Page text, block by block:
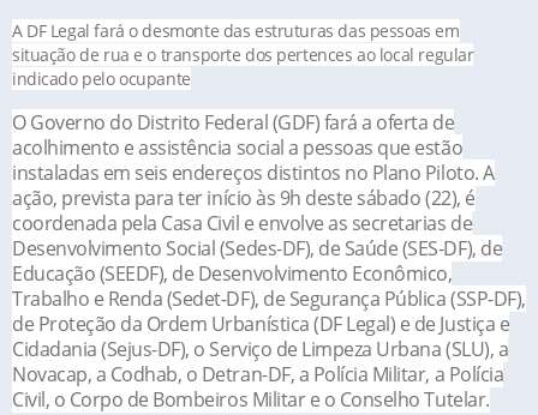
A DF Legal fará o desmonte das estruturas das pessoas em
situação de rua e o transporte dos pertences ao local regular
indicado pelo ocupante
O Governo do Distrito Federal (GDF) fará a oferta de
acolhimento e assistência social a pessoas que estão
instaladas em seis endereços distintos no Plano Piloto. A
ação, prevista para ter início às 9h deste sábado (22), é
coordenada pela Casa Civil e envolve as secretarias de
Desenvolvimento Social (Sedes-DF), de Saúde (SES-DF), de
Educação (SEEDF), de Desenvolvimento Econômico,
Trabalho e Renda (Sedet-DF), de Segurança Pública (SSP-DF),
de Proteção da Ordem Urbanística (DF Legal) e de Justiça e
Cidadania (Sejus-DF), o Serviço de Limpeza Urbana (SLU), a
Novacap, a Codhab, o Detran-DF, a Polícia Militar, a Polícia
Civil, o Corpo de Bombeiros Militar e o Conselho Tutelar.